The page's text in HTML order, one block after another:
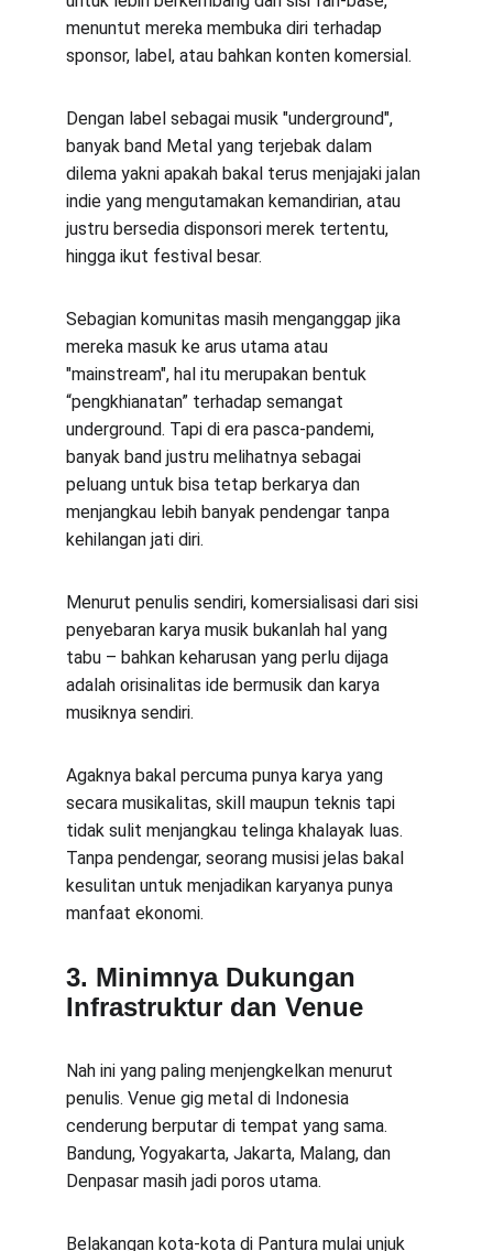
menuntut mereka membuka diri terhadap
sponsor, label, atau bahkan konten komersial.
Dengan label sebagai musik "underground",
banyak band Metal yang terjebak dalam
dilema yakni apakah bakal terus menjajaki jalan
indie yang mengutamakan kemandirian, atau
justru bersedia disponsori merek tertentu,
hingga ikut festival besar.
Sebagian komunitas masih menganggap jika
mereka masuk ke arus utama atau
"mainstream", hal itu merupakan bentuk
“pengkhianatan” terhadap semangat
underground. Tapi di era pasca-pandemi,
banyak band justru melihatnya sebagai
peluang untuk bisa tetap berkarya dan
menjangkau lebih banyak pendengar tanpa
kehilangan jati diri.
Menurut penulis sendiri, komersialisasi dari sisi
penyebaran karya musik bukanlah hal yang
tabu – bahkan keharusan yang perlu dijaga
adalah orisinalitas ide bermusik dan karya
musiknya sendiri.
Agaknya bakal percuma punya karya yang
secara musikalitas, skill maupun teknis tapi
tidak sulit menjangkau telinga khalayak luas.
Tanpa pendengar, seorang musisi jelas bakal
kesulitan untuk menjadikan karyanya punya
manfaat ekonomi.
3. Minimnya Dukungan
Infrastruktur dan Venue
Nah ini yang paling menjengkelkan menurut
penulis. Venue gig metal di Indonesia
cenderung berputar di tempat yang sama.
Bandung, Yogyakarta, Jakarta, Malang, dan
Denpasar masih jadi poros utama.
Belakangan kota-kota di Pantura mulai unjuk